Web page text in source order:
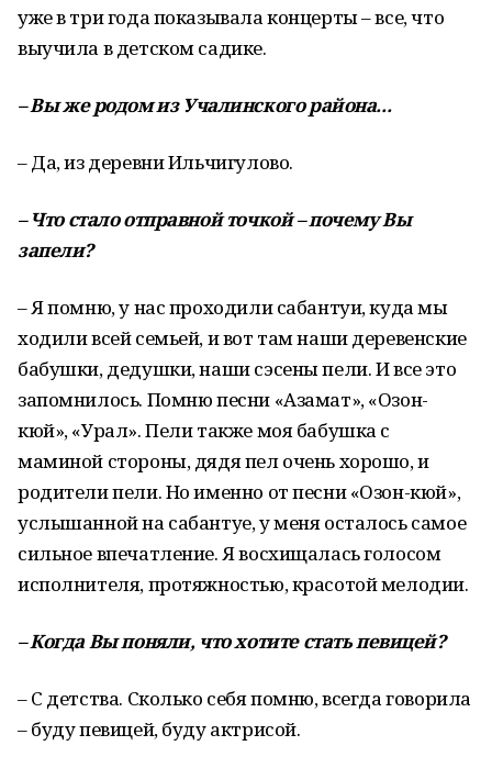
уже в три года показывала концерты – все, что
выучила в детском садике.
–Выже родомиз Учалинского района...
– Да, из деревни Ильчигулово.
–Что сталоотправной точкой–почемуВы
запели?
– Я помню, у нас проходили сабантуи, куда мы
ходили всей семьей, и вот там наши деревенские
бабушки, дедушки, наши сэсены пели. И все это
запомнилось. Помню песни «Азамат», «Озон-
кюй», «Урал». Пели также моя бабушка с
маминой стороны, дядя пел очень хорошо, и
родители пели. Но именно от песни «Озон-кюй»,
услышанной на сабантуе, у меня осталось самое
сильное впечатление. Я восхищалась голосом
исполнителя, протяжностью, красотой мелодии.
–КогдаВыпоняли, чтохотите статьпевицей?
– С детства. Сколько себя помню, всегда говорила
– буду певицей, буду актрисой.